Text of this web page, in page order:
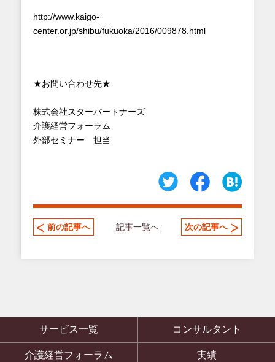
http://www.kaigo-
center.or.jp/shibu/fukuoka/2016/009878.html
★お問い合わせ先★
株式会社スターパートナーズ
介護経営フォーラム
外部セミナー 担当
前の記事へ 記事一覧へ 次の記事へ
サービス一覧 コンサルタント
介護経営フォーラム 実績